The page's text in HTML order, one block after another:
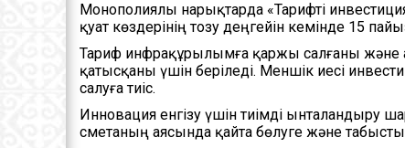
Монополиялы нарықтарда «Тарифті
қуат көздерінің тозу деңгейін кемінде 15
Тариф инфрақұрылымға қаржы салғаны және
қатысқаны үшін беріледі. Меншік иесі
салуға тиіс.
Инновация енгізу үшін тиімді ынталандыру
сметаның аясында қайта бөлуге және табыстың